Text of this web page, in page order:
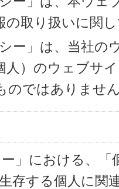
の取り扱いに関
ー」は、当社の
人）のウェブサ
のではありませ
」における、
存する個人に関